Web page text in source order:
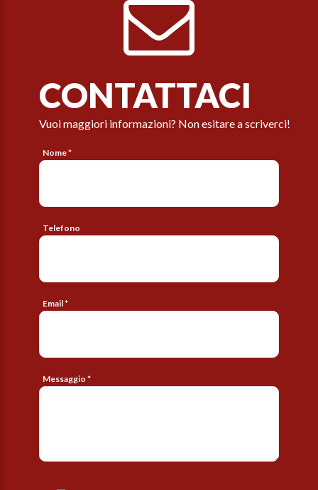
CONTATTACI
Vuoi maggiori informazioni? Non esitare a scriverci!
Nome *
Telefono
Email *
Messaggio *